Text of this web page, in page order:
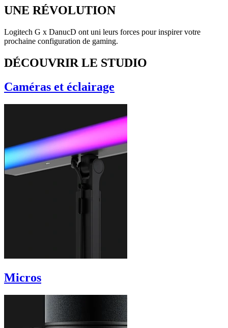
UNE RÉVOLUTION
Logitech G x DanucD ont uni leurs forces pour inspirer votre
prochaine configuration de gaming.
DÉCOUVRIR LE STUDIO
Caméras et éclairage
Micros